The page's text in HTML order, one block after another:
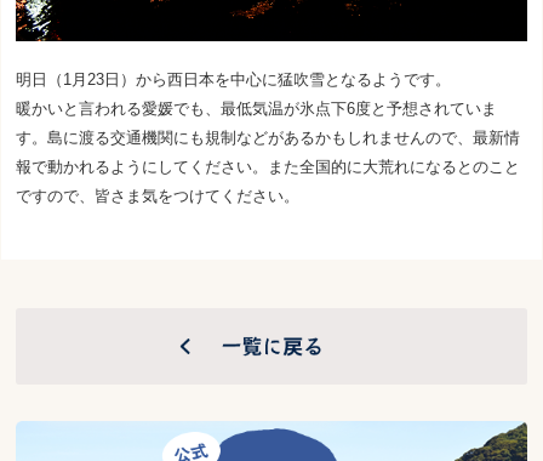
明日（1月23日）から西日本を中心に猛吹雪となるようです。
暖かいと言われる愛媛でも、最低気温が氷点下6度と予想されていま
す。島に渡る交通機関にも規制などがあるかもしれませんので、最新情
報で動かれるようにしてください。また全国的に大荒れになるとのこと
ですので、皆さま気をつけてください。